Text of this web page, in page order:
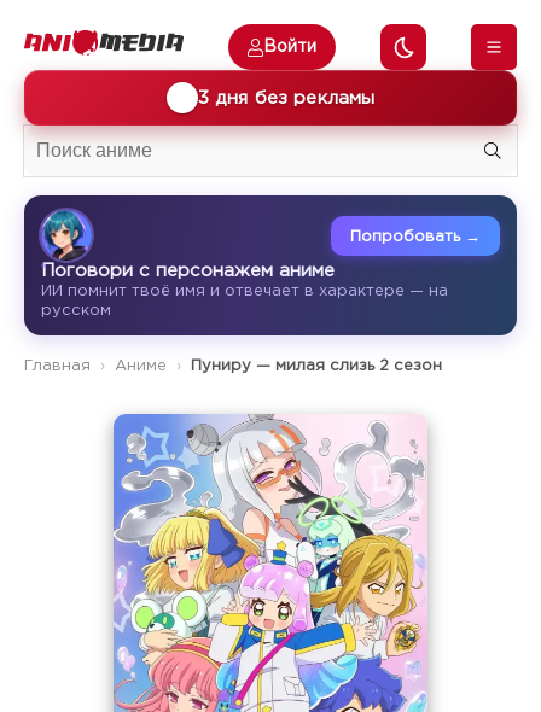
3 дня без рекламы
Войти
Поговори с персонажем аниме
ИИ помнит твоё имя и отвечает в характере — на
русском
Попробовать →
Главная Аниме Пуниру — милая слизь 2 сезон